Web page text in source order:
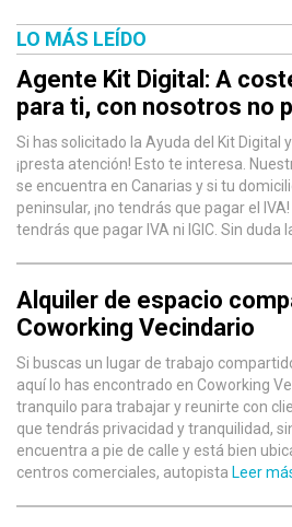
LO MÁS LEÍDO
Agente Kit Digital: A
para ti, con nosotros no
Si has solicitado la Ayuda del Kit Digital
¡presta atención! Esto te interesa.
se encuentra en Canarias y si tu
peninsular, ¡no tendrás que pagar el
tendrás que pagar IVA ni IGIC. Sin duda
Alquiler de espacio
Coworking Vecindario
Si buscas un lugar de trabajo
aquí lo has encontrado en Coworking
tranquilo para trabajar y reunirte con
que tendrás privacidad y tranquilidad,
encuentra a pie de calle y está bien
centros comerciales, autopista Leer